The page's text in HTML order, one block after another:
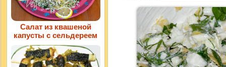
Салат из квашеной
капусты с сельдереем